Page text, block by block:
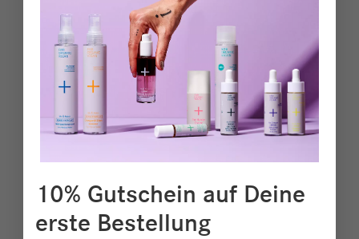
10% Gutschein auf Deine
erste Bestellung